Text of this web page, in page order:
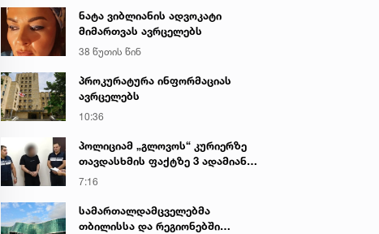
ნატა ვიბლიანის ადვოკატი
მიმართვას ავრცელებს
38 წუთის წინ
პროკურატურა ინფორმაციას
ავრცელებს
10:36
პოლიციამ „გლოვოს“ კურიერზე
თავდასხმის ფაქტზე 3 ადამიანი
დააკავა
7:16
სამართალდამცველებმა
თბილისსა და რეგიონებში